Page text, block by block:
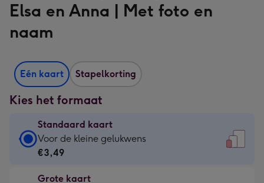
Elsa en Anna | Met foto en
naam
Eén kaart Stapelkorting
Kies het formaat
Standaard kaart
Standaard
kaart
€3,49
Voor de kleine gelukwens
€3,49
Grote kaart